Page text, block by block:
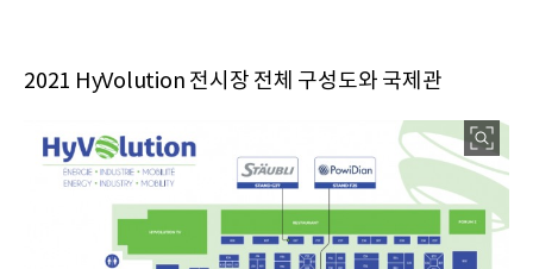
2021 HyVolution 전시장 전체 구성도와 국제관